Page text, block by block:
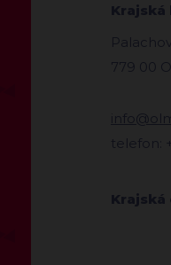
Krajská
779 00
telefon: